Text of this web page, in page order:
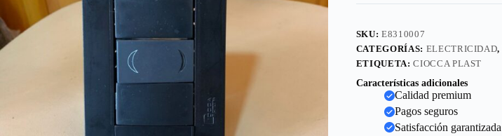
SKU:E8310007
CATEGORÍAS: ELECTRICIDAD,
ETIQUETA:CIOCCA PLAST
Características adicionales
Calidad premium
Pagos seguros
Satisfacción garantizada